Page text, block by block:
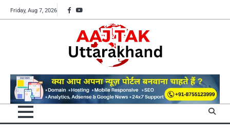
to
Friday, Aug 7, 2026 Facebook
YouTube